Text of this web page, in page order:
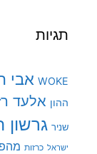
תגיות
WOKE אבי
ההון אלעד
שניר גרשון
ישראל כרזות